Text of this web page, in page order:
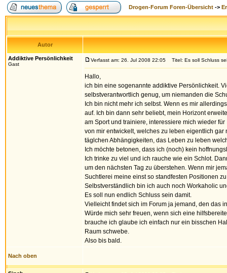
Drogen-Forum Foren-Übersicht ->
Autor
Addiktive Persönlichkeit
Gast
Verfasst am: 26. Jul 2008 22:05 Titel: Es soll Schluss
Hallo,
ich bin eine sogenannte addiktive Persönlichkeit.
selbstverantwortlich genug, um niemanden die
Ich bin nicht mehr ich selbst. Wenn es mir
auf. Ich bin dann sehr beliebt, mein Horizont
am Sport und trainiere, interessiere mich wieder
von mir entwickelt, welches zu leben eigentlich
täglchen Abhängigkeiten, das Leben zu leben
Ich möchte betonen, dass ich (noch) kein
Ich trinke zu viel und ich rauche wie ein Schlot.
um den nächsten Tag zu überstehen. Wenn mir
Suchtlerei meine einst so standfesten Positionen
Selbstverständlich bin ich auch noch Workaholic
Es soll nun endlich Schluss sein damit.
Vielleicht findet sich im Forum ja jemand, den das
Würde mich sehr freuen, wenn sich eine
brauche ich glaube ich einfach nur ein bisschen
Raum schwebe.
Also bis bald.
Nach oben